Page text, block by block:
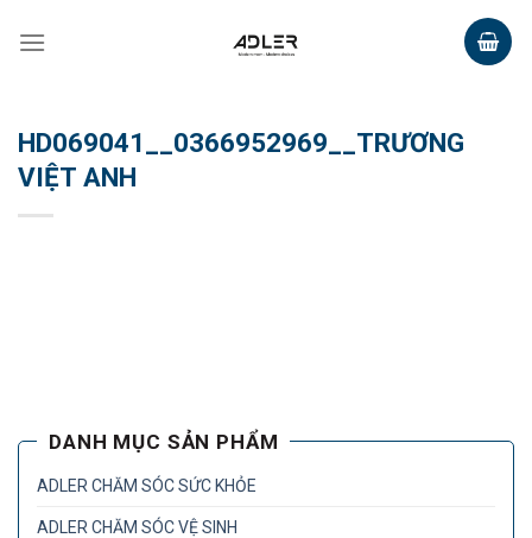
HD069041__0366952969__TRƯƠNG
VIỆT ANH
DANH MỤC SẢN PHẨM
ADLER CHĂM SÓC SỨC KHỎE
ADLER CHĂM SÓC VỆ SINH